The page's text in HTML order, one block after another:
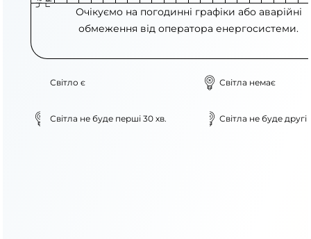
Очікуємо на погодинні графіки або аварійні
обмеження від оператора енергосистеми.
Світло є Світла немає
Світла не буде перші 30 хв. Світла не буде другі